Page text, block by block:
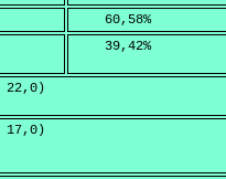
    60,58
%
    39,42
%
22,0 )
17,0 )